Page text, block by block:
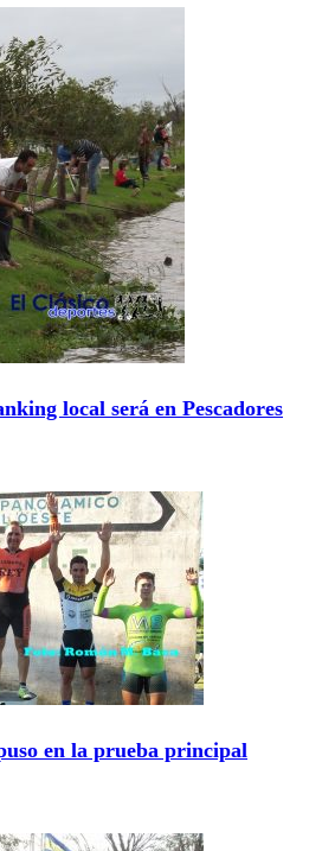
local será en Pescadores
en la prueba principal